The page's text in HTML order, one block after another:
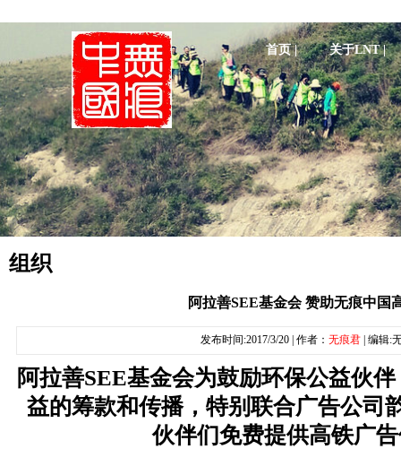
首页 | 关于LNT |
组织
阿拉善SEE基金会 赞助无痕中国
发布时间:2017/3/20 | 作者： 无痕君 | 编辑:
阿拉善SEE基金会为鼓励环保公益伙伴
益的筹款和传播， 特别联合广告公司
伙伴们免费提供高铁广